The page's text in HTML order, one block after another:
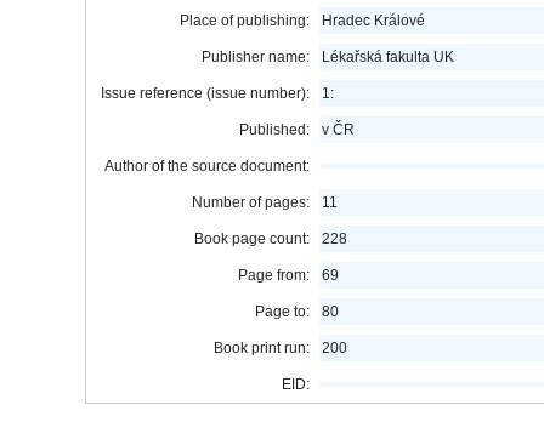
Place of publishing: Hradec Králové
Publisher name: Lékařská fakulta UK
Issue reference (issue number): 1:
Published: v ČR
Author of the source document:
Number of pages: 11
Book page count: 228
Page from: 69
Page to: 80
Book print run: 200
EID: